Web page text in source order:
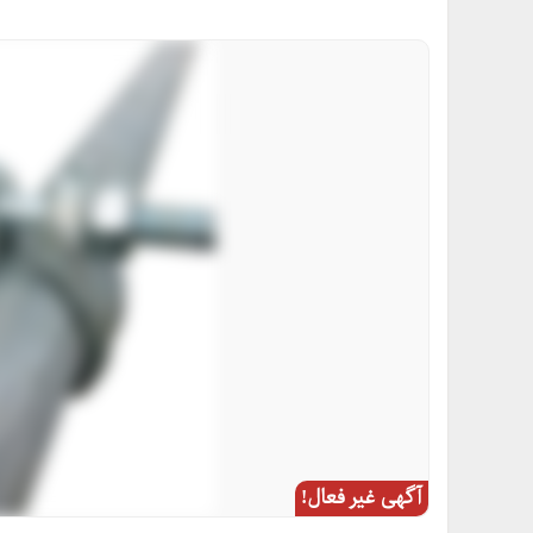
آگهی غیر فعال!